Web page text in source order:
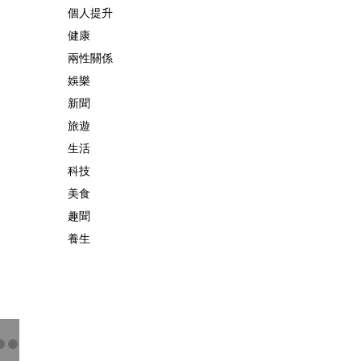
增強免疫力，美味又益顏！
個人提升
健康
兩性關係
娛樂
新聞
旅遊
生活
科技
美食
趣聞
養生